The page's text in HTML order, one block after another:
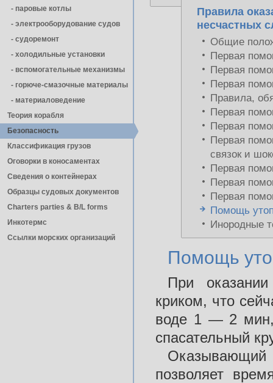
- паровые котлы
- электрооборудование судов
- cудоремонт
- холодильные установки
- вспомогательные механизмы
- горюче-смазочные материалы
- материаловедение
Теория корабля
Безопасность
Классификация грузов
Оговорки в коносаментах
Сведения о контейнерах
Образцы судовых документов
Charters parties & B/L forms
Инкотермс
Ссылки морских организаций
Правила
несчастных
Общие
Первая
Первая
Первая
Правила,
Первая
Первая
Первая
связок и
Первая
Первая
Первая
Помощь
Инородные
Помощь
При
криком, что
воде 1 — 2 мин,
спасательный
позволяет